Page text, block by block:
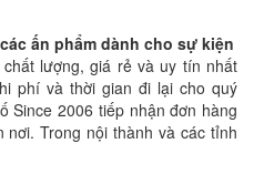
ấn phẩm dành cho sự kiện
lượng, giá rẻ và uy tín nhất
phí và thời gian đi lại cho quý
Since 2006 tiếp nhận đơn hàng
Trong nội thành và các tỉnh